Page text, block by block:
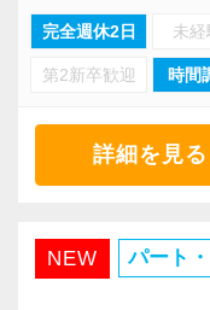
原則は出社とな
クとオフィスワ
ワークとしての
残業は繁忙期で
ですので、ワー
もありません。
【社内環境】
■コミュニケー
職場のコミュニ
ので、定期的に
次会まで…。
年1回社員旅行も
関与先は東京、
業、サービス業
新規のご契約は
ました。
法人担当社員は
対面でお話を伺
今回は、そんな
完全週休2日 未
第2新卒歓迎 時間
詳細を見る
NEW パート